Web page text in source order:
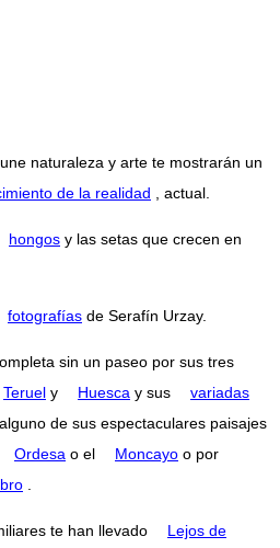
une naturaleza y arte te mostrarán un
de la realidad , actual.
hongos y las setas que crecen en
fotografías de Serafín Urzay.
sin un paseo por sus tres
Teruel y Huesca y sus
variadas
de sus espectaculares paisajes
Ordesa o el Moncayo o por
te han llevado
Lejos de